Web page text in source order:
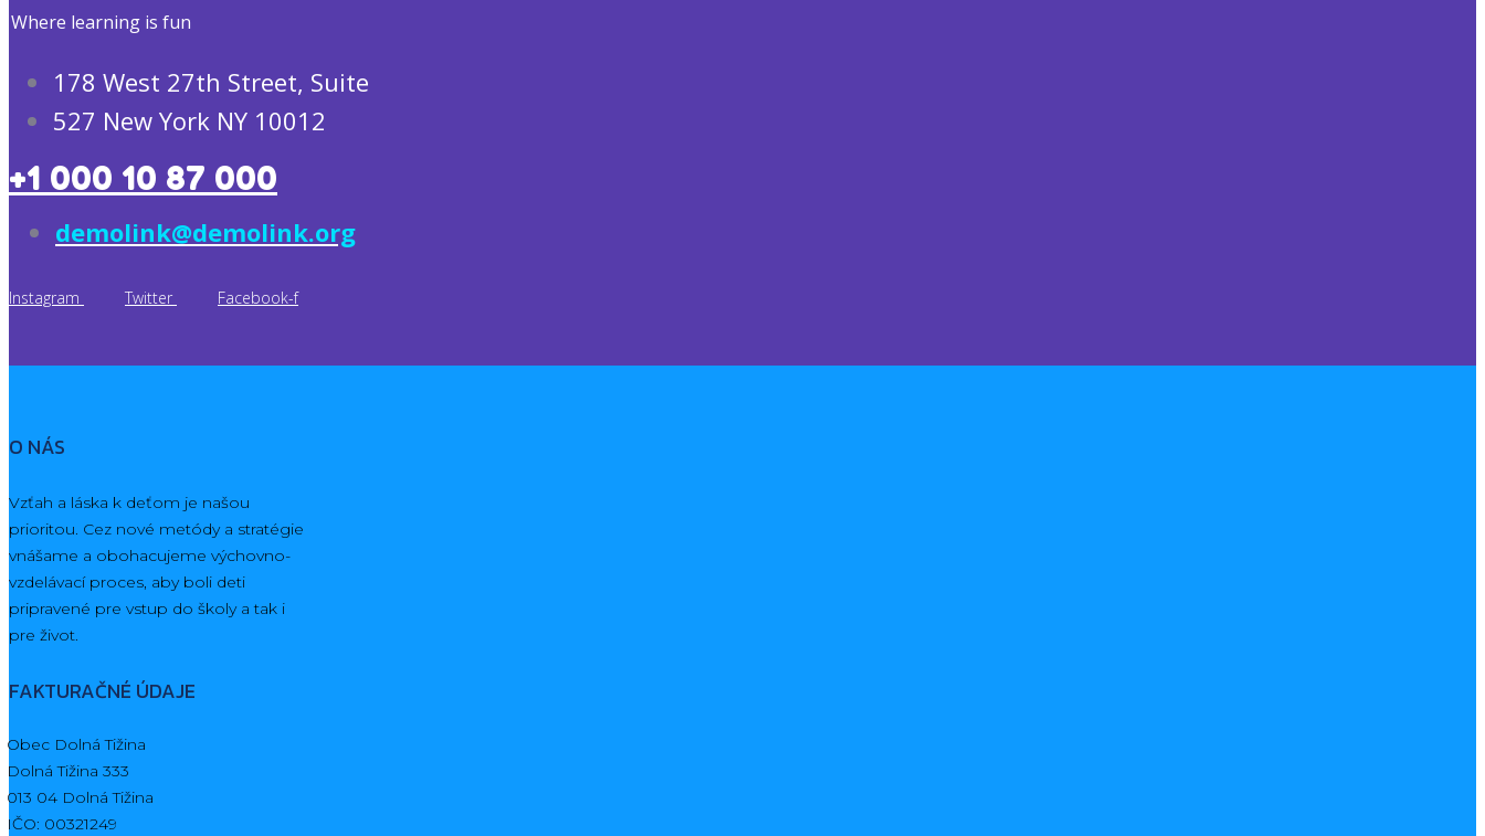
Where learning is fun
178 West 27th Street, Suite
527 New York NY 10012
+1 000 10 87 000
demolink@demolink.org
Instagram Twitter Facebook-f
O NÁS
Vzťah a láska k deťom je našou
prioritou. Cez nové metódy a stratégie
vnášame a obohacujeme výchovno-
vzdelávací proces, aby boli deti
pripravené pre vstup do školy a tak i
pre život.
FAKTURAČNÉ ÚDAJE
Obec Dolná Tižina
Dolná Tižina 333
013 04 Dolná Tižina
IČO: 00321249